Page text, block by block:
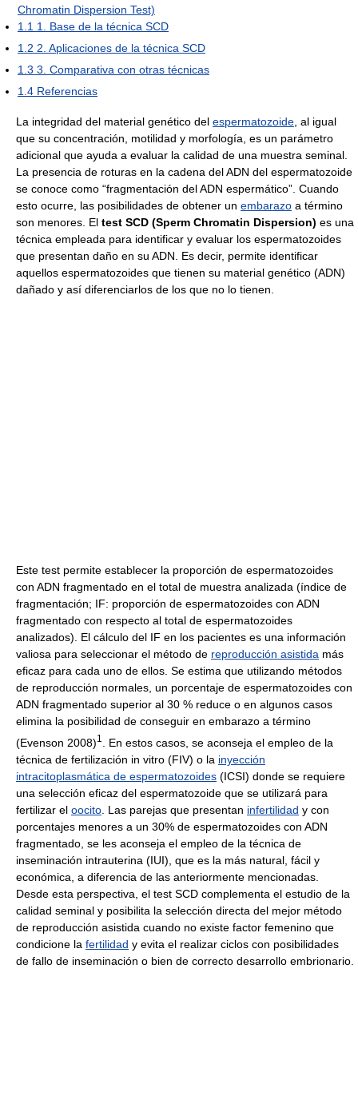
Chromatin Dispersion Test)
1.1 1. Base de la técnica SCD
1.2 2. Aplicaciones de la técnica SCD
1.3 3. Comparativa con otras técnicas
1.4 Referencias
La integridad del material genético del espermatozoide , al igual
que su concentración, motilidad y morfología, es un parámetro
adicional que ayuda a evaluar la calidad de una muestra seminal.
La presencia de roturas en la cadena del ADN del espermatozoide
se conoce como “fragmentación del ADN espermático”. Cuando
esto ocurre, las posibilidades de obtener un embarazo a término
son menores. El test SCD (Sperm Chromatin Dispersion) es una
técnica empleada para identificar y evaluar los espermatozoides
que presentan daño en su ADN. Es decir, permite identificar
aquellos espermatozoides que tienen su material genético (ADN)
dañado y así diferenciarlos de los que no lo tienen.
Este test permite establecer la proporción de espermatozoides
con ADN fragmentado en el total de muestra analizada (índice de
fragmentación; IF: proporción de espermatozoides con ADN
fragmentado con respecto al total de espermatozoides
analizados). El cálculo del IF en los pacientes es una información
valiosa para seleccionar el método de reproducción asistida más
eficaz para cada uno de ellos. Se estima que utilizando métodos
de reproducción normales, un porcentaje de espermatozoides con
ADN fragmentado superior al 30 % reduce o en algunos casos
elimina la posibilidad de conseguir en embarazo a término
(Evenson 2008)1
. En estos casos, se aconseja el empleo de la
técnica de fertilización in vitro (FIV) o la inyección
intracitoplasmática de espermatozoides (ICSI) donde se requiere
una selección eficaz del espermatozoide que se utilizará para
fertilizar el oocito . Las parejas que presentan infertilidad y con
porcentajes menores a un 30% de espermatozoides con ADN
fragmentado, se les aconseja el empleo de la técnica de
inseminación intrauterina (IUI), que es la más natural, fácil y
económica, a diferencia de las anteriormente mencionadas.
Desde esta perspectiva, el test SCD complementa el estudio de la
calidad seminal y posibilita la selección directa del mejor método
de reproducción asistida cuando no existe factor femenino que
condicione la fertilidad y evita el realizar ciclos con posibilidades
de fallo de inseminación o bien de correcto desarrollo embrionario.